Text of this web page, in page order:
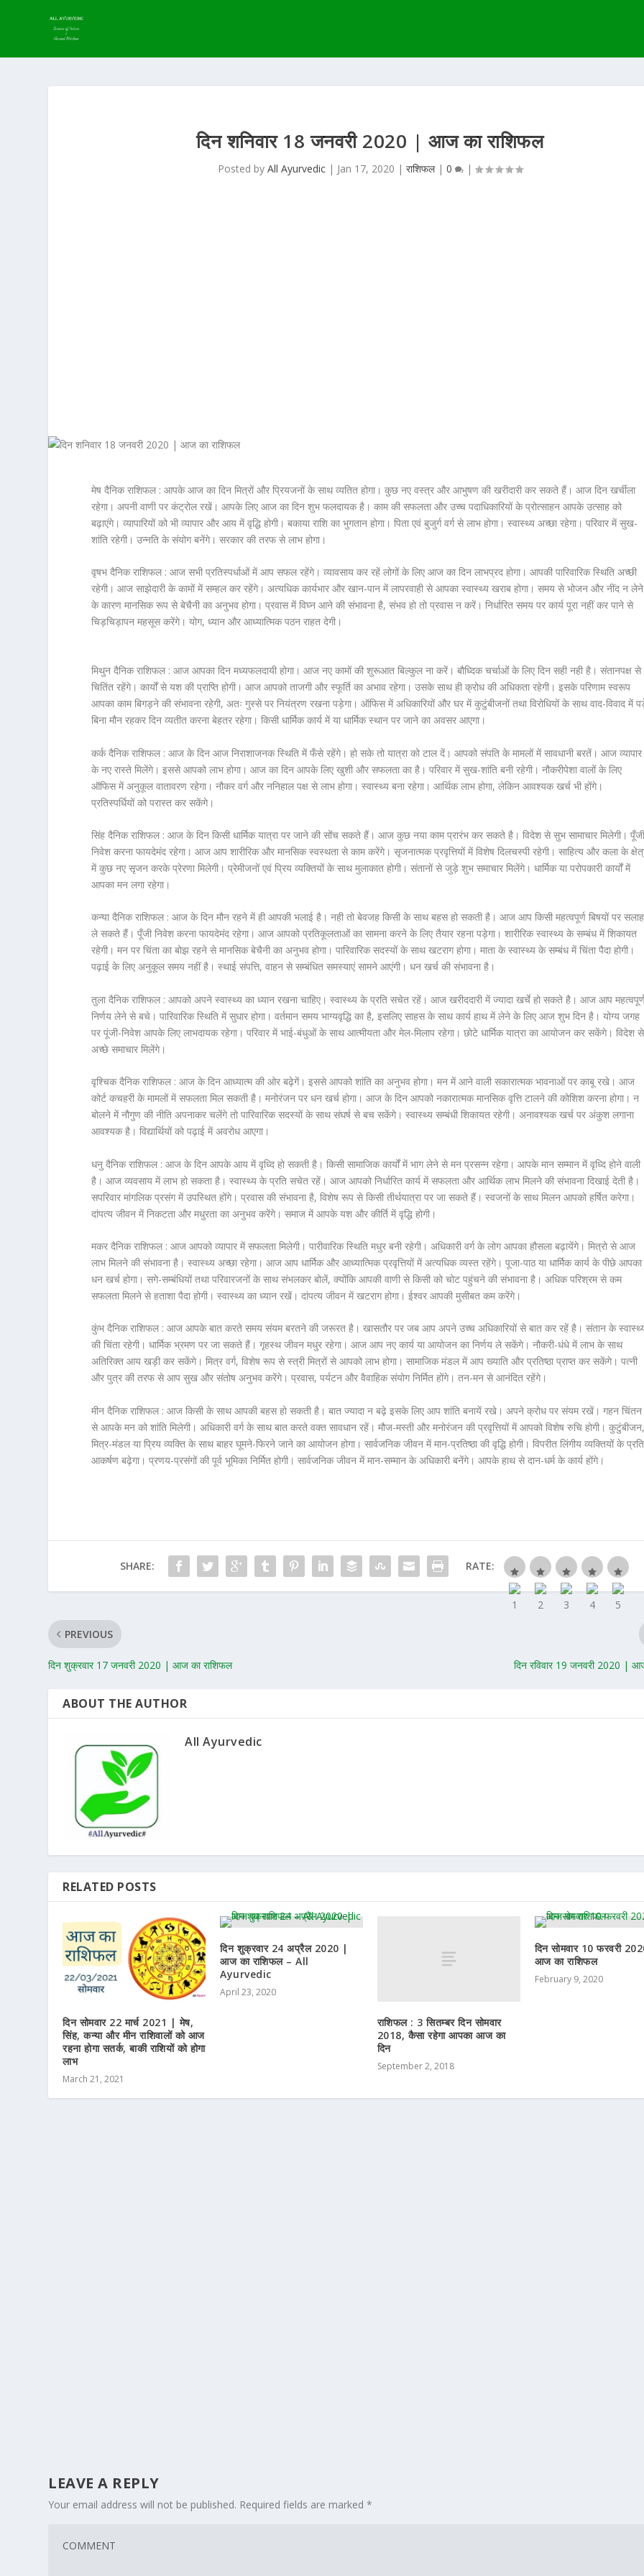
दिन शनिवार 18 जनवरी 2020 | आज का राशिफल
Posted by All Ayurvedic| Jan 17, 2020 | राशिफल| 0 |
मेष दैनिक राशिफल :आपके आज का दिन मित्रों और प्रियजनों के साथ व्यतित होगा। कुछ नए वस्त्र और आभुषण की खरीदारी कर सकते हैं। आज दिन खर्चीला
रहेगा। अपनी वाणी पर कंट्रोल रखें। आपके लिए आज का दिन शुभ फलदायक है। काम की सफलता और उच्च पदाधिकारियों के प्रोत्साहन आपके उत्साह को
बढ़ाएंगे। व्यापारियों को भी व्यापार और आय में वृद्धि होगी। बकाया राशि का भुगतान होगा। पिता एवं बुजुर्ग वर्ग से लाभ होगा। स्वास्थ्य अच्छा रहेगा। परिवार में सुख-
शांति रहेगी। उन्नति के संयोग बनेंगे। सरकार की तरफ से लाभ होगा।
वृषभ दैनिक राशिफल :आज सभी प्रतिस्पर्धाओं में आप सफल रहेंगे। व्यावसाय कर रहें लोगों के लिए आज का दिन लाभप्रद होगा। आपकी पारिवारिक स्थिति अच्छी
रहेगी। आज साझेदारी के कामों में सम्हल कर रहेंगे। अत्यधिक कार्यभार और खान-पान में लापरवाही से आपका स्वास्थ्य खराब होगा। समय से भोजन और नींद न लेने
के कारण मानसिक रूप से बेचैनी का अनुभव होगा। प्रवास में विघ्न आने की संभावना है, संभव हो तो प्रवास न करें। निर्धारित समय पर कार्य पूरा नहीं कर पाने से
चिड़चिड़ापन महसूस करेंगे। योग, ध्यान और आध्यात्मिक पठन राहत देगी।
मिथुन दैनिक राशिफल :आज आपका दिन मध्यफलदायी होगा। आज नए कामों की शुरूआत बिल्कुल ना करें। बौध्दिक चर्चाओं के लिए दिन सही नही है। संतानपक्ष से
चितिंत रहेंगे। कार्यों से यश की प्राप्ति होगी। आज आपको ताजगी और स्फूर्ति का अभाव रहेगा। उसके साथ ही क्रोध की अधिकता रहेगी। इसके परिणाम स्वरूप
आपका काम बिगड़ने की संभावना रहेगी, अतः गुस्से पर नियंत्रण रखना पड़ेगा। ऑफिस में अधिकारियों और घर में कुटुंबीजनों तथा विरोधियों के साथ वाद-विवाद में
बिना मौन रहकर दिन व्यतीत करना बेहतर रहेगा। किसी धार्मिक कार्य में या धार्मिक स्थान पर जाने का अवसर आएगा।
कर्क दैनिक राशिफल : आज के दिन आज निराशाजनक स्थिति में फँसे रहेंगे। हो सके तो यात्रा को टाल दें। आपको संपति के मामलों में सावधानी बरतें। आज व्यापार
के नए रास्ते मिलेंगे। इससे आपको लाभ होगा। आज का दिन आपके लिए खुशी और सफलता का है। परिवार में सुख-शांति बनी रहेगी। नौकरीपेशा वालों के लिए
ऑफिस में अनुकूल वातावरण रहेगा। नौकर वर्ग और ननिहाल पक्ष से लाभ होगा। स्वास्थ्य बना रहेगा। आर्थिक लाभ होगा, लेकिन आवश्यक खर्च भी होंगे।
प्रतिस्पर्धियों को परास्त कर सकेंगे।
सिंह दैनिक राशिफल : आज के दिन किसी धार्मिक यात्रा पर जाने की सोंच सकते हैं। आज कुछ नया काम प्रारंभ कर सकते है। विदेश से सुभ सामाचार मिलेगी।
निवेश करना फायदेमंद रहेगा। आज आप शारीरिक और मानसिक स्वस्थता से काम करेंगे। सृजनात्मक प्रवृत्तियों में विशेष दिलचस्पी रहेगी। साहित्य और कला के
में कुछ नए सृजन करके प्रेरणा मिलेगी। प्रेमीजनों एवं प्रिय व्यक्तियों के साथ मुलाकात होगी। संतानों से जुड़े शुभ समाचार मिलेंगे। धार्मिक या परोपकारी कार्यों में
आपका मन लगा रहेगा।
कन्या दैनिक राशिफल : आज के दिन मौन रहने में ही आपकी भलाई है। नही तो बेवजह किसी के साथ बहस हो सकती है। आज आप किसी महत्वपूर्ण बिषयों पर सलाह
ले सकते हैं। पूँजी निवेश करना फायदेमंद रहेगा। आज आपको प्रतिकूलताओं का सामना करने के लिए तैयार रहना पड़ेगा। शारीरिक स्वास्थ्य के सम्बंध में शिकायत
रहेगी। मन पर चिंता का बोझ रहने से मानसिक बेचैनी का अनुभव होगा। पारिवारिक सदस्यों के साथ खटराग होगा। माता के स्वास्थ्य के सम्बंध में चिंता पैदा होगी।
पढ़ाई के लिए अनुकूल समय नहीं है। स्थाई संपत्ति, वाहन से सम्बंधित समस्याएं सामने आएंगी। धन खर्च की संभावना है।
तुला दैनिक राशिफल : आपको अपने स्वास्थ्य का ध्यान रखना चाहिए। स्वास्थ्य के प्रति सचेत रहें। आज खरीददारी में ज्यादा खर्चे हो सकते है। आज आप
निर्णय लेने से बचे। पारिवारिक स्थिति में सुधार होगा। वर्तमान समय भाग्यवृद्धि का है, इसलिए साहस के साथ कार्य हाथ में लेने के लिए आज शुभ दिन है। योग्य जगह
पर पूंजी-निवेश आपके लिए लाभदायक रहेगा। परिवार में भाई-बंधुओं के साथ आत्मीयता और मेल-मिलाप रहेगा। छोटे धार्मिक यात्रा का आयोजन कर सकेंगे। विदेश से
अच्छे समाचार मिलेंगे।
वृश्चिक दैनिक राशिफल : आज के दिन आध्यात्म की ओर बढ़ेगें। इससे आपको शांति का अनुभव होगा। मन में आने वाली सकारात्मक भावनाओं पर काबू रखे। आज
कोर्ट कचहरी के मामलों में सफलता मिल सकती है। मनोरंजन पर धन खर्च होगा। आज के दिन आपको नकारात्मक मानसिक वृत्ति टालने की कोशिश करना होगा। न
बोलने में नौगुण की नीति अपनाकर चलेंगे तो पारिवारिक सदस्यों के साथ संघर्ष से बच सकेंगे। स्वास्थ्य सम्बंधी शिकायत रहेगी। अनावश्यक खर्च पर अंकुश लगाना
आवश्यक है। विद्यार्थियों को पढ़ाई में अवरोध आएगा।
धनु दैनिक राशिफल : आज के दिन आपके आय में वृध्दि हो सकती है। किसी सामाजिक कार्यों में भाग लेने से मन प्रसन्न रहेगा। आपके मान सम्मान में वृध्दि होने वाली
है। आज व्यवसाय में लाभ हो सकता है। स्वास्थ्य के प्रति सचेत रहें। आज आपको निर्धारित कार्य में सफलता और आर्थिक लाभ मिलने की संभावना दिखाई देती है।
सपरिवार मांगलिक प्रसंग में उपस्थित होंगे। प्रवास की संभावना है, विशेष रूप से किसी तीर्थयात्रा पर जा सकते हैं। स्वजनों के साथ मिलन आपको हर्षित करेगा।
दांपत्य जीवन में निकटता और मधुरता का अनुभव करेंगे। समाज में आपके यश और कीर्ति में वृद्धि होगी।
मकर दैनिक राशिफल :आज आपको व्यापार में सफलता मिलेगी। पारीवारिक स्थिति मधुर बनी रहेगी। अधिकारी वर्ग के लोग आपका हौसला बढ़ायेंगे। मित्रो से आज
लाभ मिलने की संभावना है। स्वास्थ्य अच्छा रहेगा। आज आप धार्मिक और आध्यात्मिक प्रवृत्तियों में अत्यधिक व्यस्त रहेंगे। पूजा-पाठ या धार्मिक कार्य के पीछे आपका
धन खर्च होगा। सगे-सम्बंधियों तथा परिवारजनों के साथ संभलकर बोलें, क्योंकि आपकी वाणी से किसी को चोट पहुंचने की संभावना है। अधिक परिश्रम से कम
सफलता मिलने से हताशा पैदा होगी। स्वास्थ्य का ध्यान रखें। दांपत्य जीवन में खटराग होगा। ईश्वर आपकी मुसीबत कम करेंगे।
कुंभ दैनिक राशिफल : आज आपके बात करते समय संयम बरतने की जरूरत है। खासतौर पर जब आप अपने उच्च अधिकारियों से बात कर रहें है। संतान के
की चिंता रहेगी। धार्मिक भ्रमण पर जा सकते हैं। गृहस्थ जीवन मधुर रहेगा। आज आप नए कार्य या आयोजन का निर्णय ले सकेंगे। नौकरी-धंधे में लाभ के साथ
अतिरिक्त आय खड़ी कर सकेंगे। मित्र वर्ग, विशेष रूप से स्त्री मित्रों से आपको लाभ होगा। सामाजिक मंडल में आप ख्याति और प्रतिष्ठा प्राप्त कर सकेंगे। पत्नी
और पुत्र की तरफ से आप सुख और संतोष अनुभव करेंगे। प्रवास, पर्यटन और वैवाहिक संयोग निर्मित होंगे। तन-मन से आनंदित रहेंगे।
मीन दैनिक राशिफल : आज किसी के साथ आपकी बहस हो सकती है। बात ज्यादा न बढ़े इसके लिए आप शांति बनायें रखे। अपने क्रोध पर संयम रखें। गहन चिंतन
से आपके मन को शांति मिलेगी। अधिकारी वर्ग के साथ बात करते वक्त सावधान रहें। मौज-मस्ती और मनोरंजन की प्रवृत्तियों में आपको विशेष रुचि होगी।
मित्र-मंडल या प्रिय व्यक्ति के साथ बाहर घूमने-फिरने जाने का आयोजन होगा। सार्वजनिक जीवन में मान-प्रतिष्ठा की वृद्धि होगी। विपरीत लिंगीय व्यक्तियों के प्रति
आकर्षण बढ़ेगा। प्रणय-प्रसंगों की पूर्व भूमिका निर्मित होगी। सार्वजनिक जीवन में मान-सम्मान के अधिकारी बनेंगे। आपके हाथ से दान-धर्म के कार्य होंगे।
SHARE: RATE:
PREVIOUS
दिन शुक्रवार 17 जनवरी 2020 | आज का राशिफल दिन रविवार 19 जनवरी 2020 |
ABOUT THE AUTHOR
All Ayurvedic
RELATED POSTS
दिन सोमवार 22 मार्च 2021 | मेष,
सिंह, कन्या और मीन राशिवालों को आज
रहना होगा सतर्क, बाकी राशियों को होगा
लाभ
March 21, 2021
दिन शुक्रवार 24 अप्रैल 2020 |
आज का राशिफल – All
Ayurvedic
April 23, 2020
राशिफल : 3 सितम्बर दिन सोमवार
2018, कैसा रहेगा आपका आज का
दिन
September 2, 2018
दिन सोमवार 10 फरवरी
आज का राशिफल
February 9, 2020
LEAVE A REPLY
Your email address will not be published. Required fields are marked*